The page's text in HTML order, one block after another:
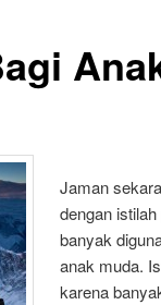
Jaman
dengan istilah
banyak
anak muda.
karena